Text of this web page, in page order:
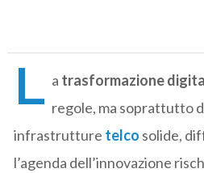
L a trasformazione
regole, ma soprattutto
infrastrutture telco solide,
l’agenda dell’innovazione